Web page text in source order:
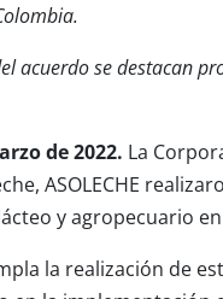
acuerdo se destacan
de 2022. La
ASOLECHE
y agropecuario
la realización de